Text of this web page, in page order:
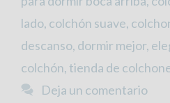
lado, colchón suave,
descanso, dormir mejor,
colchón, tienda de
Deja un comentario